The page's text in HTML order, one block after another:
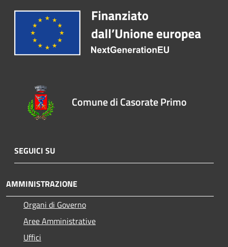
Comune di Casorate Primo
SEGUICI SU
AMMINISTRAZIONE
Organi di Governo
Aree Amministrative
Uffici